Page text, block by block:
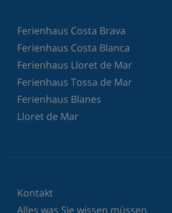
Ferienhaus Costa Brava
Ferienhaus Costa Blanca
Ferienhaus Lloret de Mar
Ferienhaus Tossa de Mar
Ferienhaus Blanes
Lloret de Mar
Kontakt
Alles was Sie wissen müssen